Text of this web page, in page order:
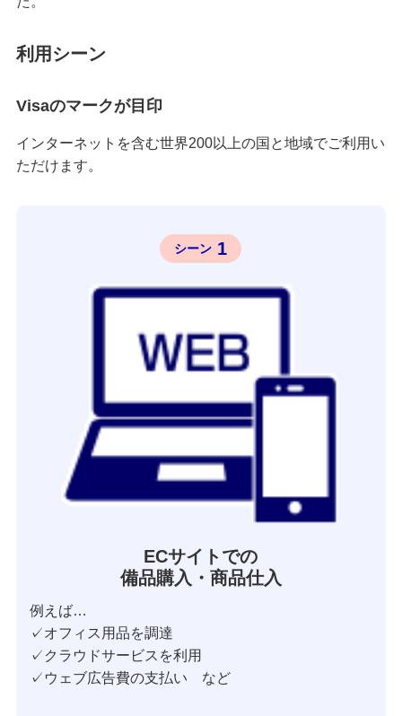
利用シーン
Visaのマークが目印
インターネットを含む世界200以上の国と地域でご利用い
ただけます。
シーン 1
ECサイトでの
備品購入・商品仕入
例えば…
✓オフィス用品を調達
✓クラウドサービスを利用
✓ウェブ広告費の支払い など